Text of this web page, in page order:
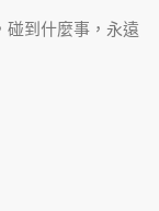
碰到什麼事，永遠